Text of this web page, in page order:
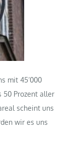
mit 45‘000
50 Prozent aller
scheint uns
wir es uns